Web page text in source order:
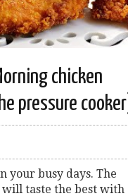
chicken
pressure
your busy days. The
taste the best with